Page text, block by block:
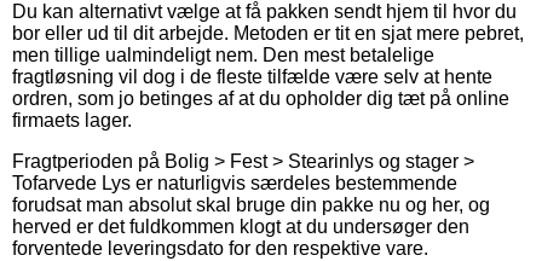
Du kan alternativt vælge at få pakken sendt hjem til hvor du
bor eller ud til dit arbejde. Metoden er tit en sjat mere pebret,
men tillige ualmindeligt nem. Den mest betalelige
fragtløsning vil dog i de fleste tilfælde være selv at hente
ordren, som jo betinges af at du opholder dig tæt på online
firmaets lager.
Fragtperioden på Bolig > Fest > Stearinlys og stager >
Tofarvede Lys er naturligvis særdeles bestemmende
forudsat man absolut skal bruge din pakke nu og her, og
herved er det fuldkommen klogt at du undersøger den
forventede leveringsdato for den respektive vare.